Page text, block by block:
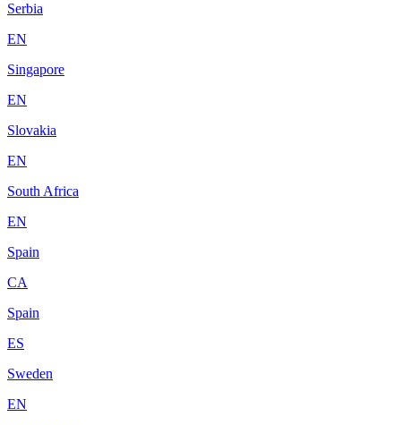
Serbia
EN
Singapore
EN
Slovakia
EN
South Africa
EN
Spain
CA
Spain
ES
Sweden
EN